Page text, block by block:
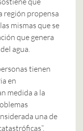
región propensa
mismas que se
que genera
agua.
tienen
en
medida a la
una de